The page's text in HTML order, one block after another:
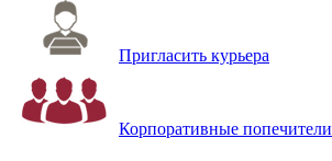
Пригласить курьера
Корпоративные попечители